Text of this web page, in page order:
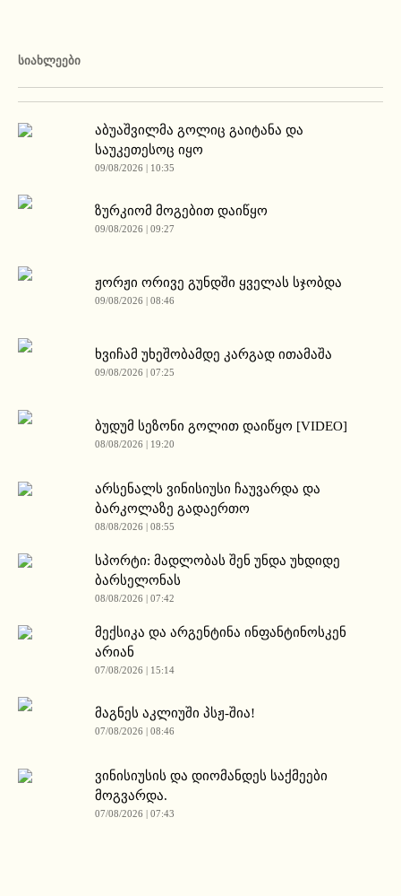
ᲡᲘᲐᲮᲚᲔᲔᲑᲘ
აბუაშვილმა გოლიც გაიტანა და
საუკეთესოც იყო
09/08/2026 | 10:35
ზურკიომ მოგებით დაიწყო
09/08/2026 | 09:27
ჟორჟი ორივე გუნდში ყველას სჯობდა
09/08/2026 | 08:46
ხვიჩამ უხეშობამდე კარგად ითამაშა
09/08/2026 | 07:25
ბუდუმ სეზონი გოლით დაიწყო [VIDEO]
08/08/2026 | 19:20
არსენალს ვინისიუსი ჩაუვარდა და
ბარკოლაზე გადაერთო
08/08/2026 | 08:55
სპორტი: მადლობას შენ უნდა უხდიდე
ბარსელონას
08/08/2026 | 07:42
მექსიკა და არგენტინა ინფანტინოსკენ
არიან
07/08/2026 | 15:14
მაგნეს აკლიუში პსჟ-შია!
07/08/2026 | 08:46
ვინისიუსის და დიომანდეს საქმეები
მოგვარდა.
07/08/2026 | 07:43